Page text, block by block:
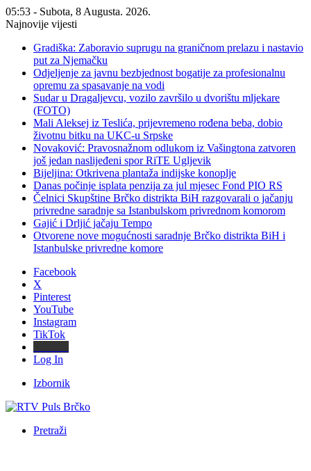
05:53 - Subota, 8 Augusta. 2026.
Najnovije vijesti
Gradiška: Zaboravio suprugu na graničnom prelazu i nastavio
put za Njemačku
Odjeljenje za javnu bezbjednost bogatije za profesionalnu
opremu za spasavanje na vodi
Sudar u Dragaljevcu, vozilo završilo u dvorištu mljekare
(FOTO)
Mali Aleksej iz Teslića, prijevremeno rođena beba, dobio
životnu bitku na UKC-u Srpske
Novaković: Pravosnažnom odlukom iz Vašingtona zatvoren
još jedan naslijeđeni spor RiTE Ugljevik
Bijeljina: Otkrivena plantaža indijske konoplje
Danas počinje isplata penzija za jul mjesec Fond PIO RS
Čelnici Skupštine Brčko distrikta BiH razgovarali o jačanju
privredne saradnje sa Istanbulskom privrednom komorom
Gajić i Drljić jačaju Tempo
Otvorene nove mogućnosti saradnje Brčko distrikta BiH i
Istanbulske privredne komore
Facebook
X
Pinterest
YouTube
Instagram
TikTok
Log In
Izbornik
Pretraži